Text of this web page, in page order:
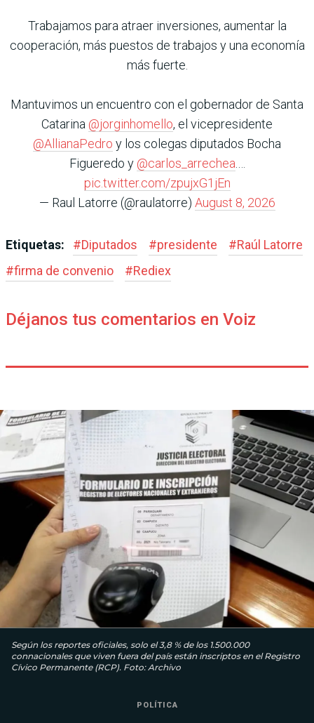
Trabajamos para atraer inversiones, aumentar la
cooperación, más puestos de trabajos y una economía
más fuerte.
Mantuvimos un encuentro con el gobernador de Santa
Catarina @jorginhomello, el vicepresidente
@AllianaPedro y los colegas diputados Bocha
Figueredo y @carlos_arrechea.…
pic.twitter.com/zpujxG1jEn
— Raul Latorre (@raulatorre) August 8, 2026
Etiquetas: #Diputados #presidente #Raúl Latorre
#firma de convenio #Rediex
Déjanos tus comentarios en Voiz
Según los reportes oficiales, solo el 3,8 % de los 1.500.000
connacionales que viven fuera del país están inscriptos en el Registro
Cívico Permanente (RCP). Foto: Archivo
POLÍTICA